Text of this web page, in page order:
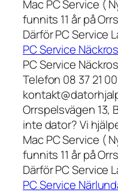
Mac PC Service (
funnits 11 år på
Därför PC Service
PC Service
PC Service
Telefon 08 37 21
Orrspelsvägen 13,
inte dator? Vi
Mac PC Service (
funnits 11 år på
Därför PC Service
PC Service